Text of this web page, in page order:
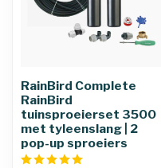
RainBird Complete
RainBird
tuinsproeierset 3500
met tyleenslang | 2
pop-up sproeiers